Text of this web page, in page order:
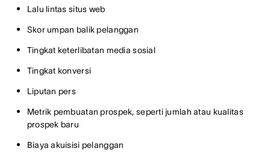
Lalu lintas situs web
Skor umpan balik pelanggan
Tingkat keterlibatan media sosial
Tingkat konversi
Liputan pers
Metrik pembuatan prospek, seperti jumlah atau kualitas
prospek baru
Biaya akuisisi pelanggan